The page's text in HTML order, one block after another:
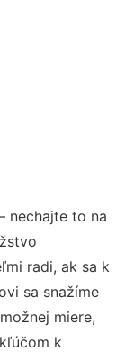
nechajte to na
radi, ak sa k
sa snažíme
miere,
k